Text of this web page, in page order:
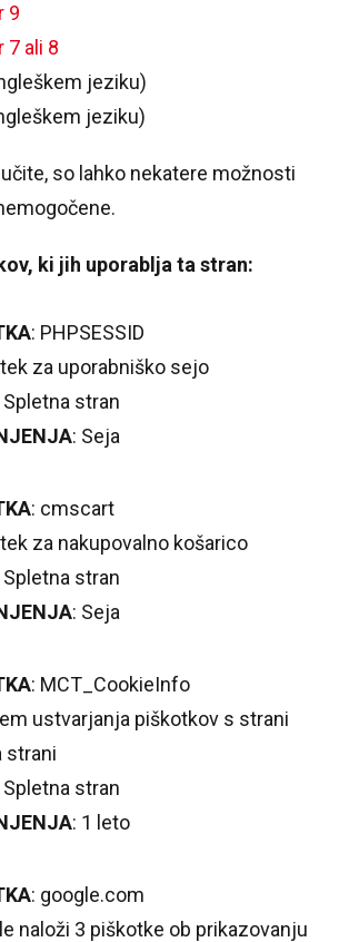
9
7 ali 8
jeziku)
jeziku)
so lahko nekatere možnosti
ki jih uporablja ta stran:
: PHPSESSID
za uporabniško sejo
Spletna stran
: Seja
: cmscart
za nakupovalno košarico
Spletna stran
: Seja
: MCT_CookieInfo
ustvarjanja piškotkov s strani
strani
Spletna stran
: 1 leto
: google.com
naloži 3 piškotke ob prikazovanju